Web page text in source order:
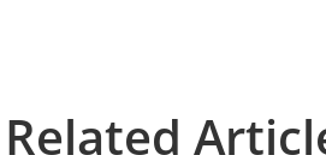
Related